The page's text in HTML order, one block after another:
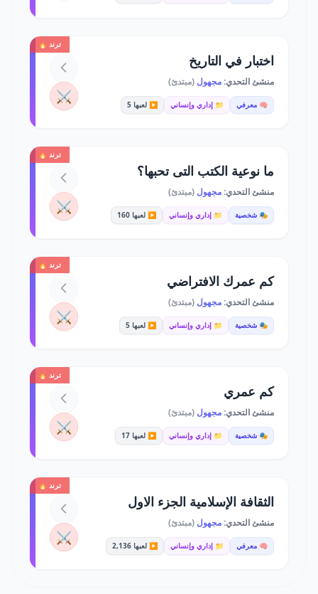
ترند 🔥
اختبار في التاريخ
منشئ التحدي:مجهول (مبتدئ)
🧠 معرفي 📁 إداري وإنساني ▶️ لعبها 5 ⚔️
ترند 🔥
ما نوعية الكتب التى تحبها؟
منشئ التحدي:مجهول (مبتدئ)
🎭 شخصية 📁 إداري وإنساني ▶️ لعبها 160 ⚔️
ترند 🔥
كم عمرك الافتراضي
منشئ التحدي:مجهول (مبتدئ)
🎭 شخصية 📁 إداري وإنساني ▶️ لعبها 5 ⚔️
ترند 🔥
كم عمري
منشئ التحدي:مجهول (مبتدئ)
🎭 شخصية 📁 إداري وإنساني ▶️ لعبها 17 ⚔️
ترند 🔥
الثقافة الإسلامية الجزء الاول
منشئ التحدي:مجهول (مبتدئ)
🧠 معرفي 📁 إداري وإنساني ▶️ لعبها 2,136 ⚔️